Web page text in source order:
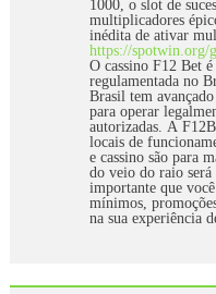
1000, o slot de
multiplicadores
inédita de ativar
https://spotwin.org/
O cassino F12 Bet
regulamentada no
Brasil tem
para operar
autorizadas. A
locais de
e cassino são para
do veio do raio será
importante que
mínimos,
na sua experiência